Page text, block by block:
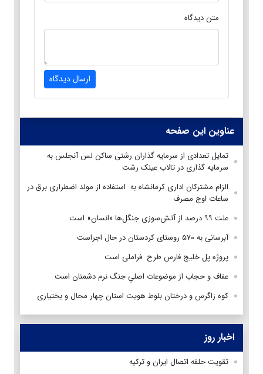
متن دیدگاه
ارسال دیدگاه
عناوین این صفحه
تمایل تعدادی از سرمایه گذاران رشتی ساکن لس آنجلس به
سرمایه گذاری در تالاب عینک رشت
الزام مشترکان اداری کرمانشاه به استفاده از مولد اضطراری برق در
ساعات اوج مصرف
علت ۹۹ درصد از آتش‌سوزی جنگل‌ها «انسان» است
آبرسانی به ۵۷۰ روستای کردستان در حال اجراست
پروژه پل خلیج فارس طرح فراملی است
عفاف و حجاب از موضوعات اصلي جنگ نرم دشمنان است ‏
کوه زاگرس و درختان بلوط هویت استان چهار محال و بختیاری
اخبار روز
تقویت حلقه اتصال ایران و ترکیه